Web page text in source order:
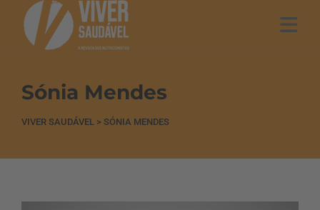
Sónia Mendes
VIVER SAUDÁVEL > SÓNIA MENDES